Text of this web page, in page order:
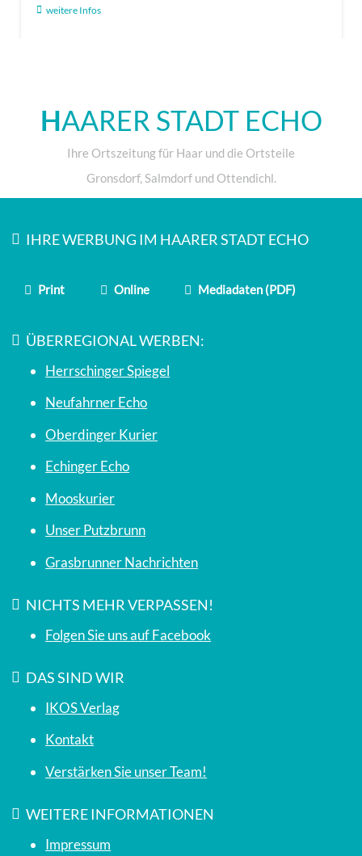
weitere Infos
HAARER STADT ECHO
Ihre Ortszeitung für Haar und die Ortsteile
Gronsdorf, Salmdorf und Ottendichl.
IHRE WERBUNG IM HAARER STADT ECHO
Print Online Mediadaten (PDF)
ÜBERREGIONAL WERBEN:
Herrschinger Spiegel
Neufahrner Echo
Oberdinger Kurier
Echinger Echo
Mooskurier
Unser Putzbrunn
Grasbrunner Nachrichten
NICHTS MEHR VERPASSEN!
Folgen Sie uns auf Facebook
DAS SIND WIR
IKOS Verlag
Kontakt
Verstärken Sie unser Team!
WEITERE INFORMATIONEN
Impressum